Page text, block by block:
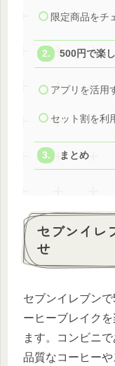
限定商品をチ
500円で楽
アプリを活用
セット割を利
まとめ
セブンイレ
せ
セブンイレブン
ーヒーブレイク
ます。コンビニ
品質なコーヒー